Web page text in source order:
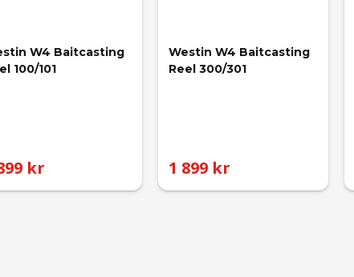
W4 Baitcasting
100/101
kr
Westin W4 Baitcasting
Reel 300/301
1 899 kr